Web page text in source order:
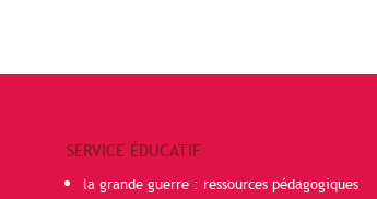
SERVICE ÉDUCATIF
la grande guerre : ressources pédagogiques